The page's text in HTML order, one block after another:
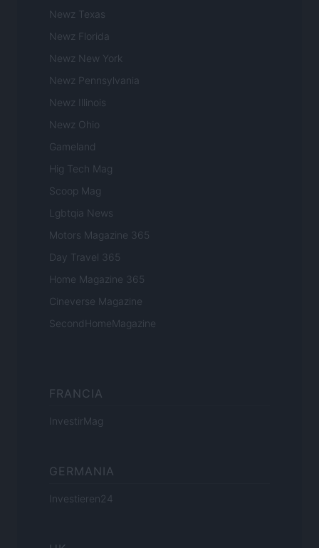
Newz Texas
Newz Florida
Newz New York
Newz Pennsylvania
Newz Illinois
Newz Ohio
Gameland
Hig Tech Mag
Scoop Mag
Lgbtqia News
Motors Magazine 365
Day Travel 365
Home Magazine 365
Cineverse Magazine
SecondHomeMagazine
FRANCIA
InvestirMag
GERMANIA
Investieren24